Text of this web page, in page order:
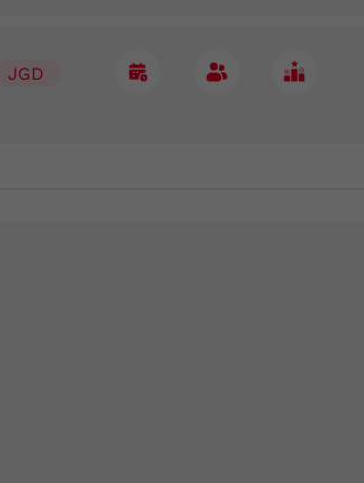
JGD